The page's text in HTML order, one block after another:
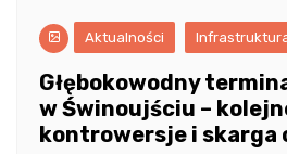
Aktualności
Głębokowodny
w Świnoujściu –
kontrowersje i skarga